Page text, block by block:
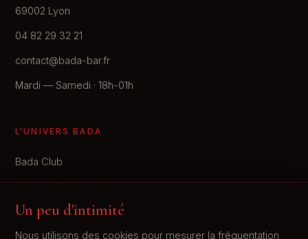
69002 Lyon
04 82 29 32 21
contact@bada-bar.fr
Mardi — Samedi · 18h-01h
L'UNIVERS BADA
Bada Club
📣 Canal Telegram
Lieux-Libertins.com
Un peu d'intimité
Nous utilisons des cookies pour mesurer la fréquentation